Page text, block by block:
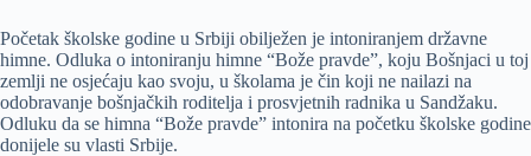
Početak školske godine u Srbiji obilježen je intoniranjem državne
himne. Odluka o intoniranju himne “Bože pravde”, koju Bošnjaci u toj
zemlji ne osjećaju kao svoju, u školama je čin koji ne nailazi na
odobravanje bošnjačkih roditelja i prosvjetnih radnika u Sandžaku.
Odluku da se himna “Bože pravde” intonira na početku školske godine
donijele su vlasti Srbije.